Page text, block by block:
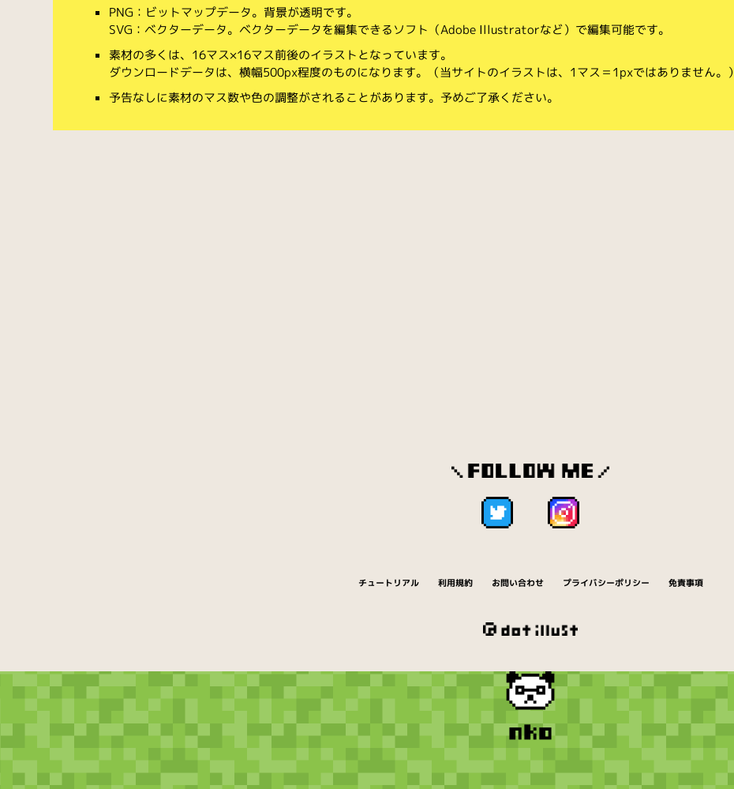
PNG：ビットマップデータ。背景が透明です。
SVG：ベクターデータ。ベクターデータを編集できるソフト（Adobe Illustratorなど）で編集可能です。
素材の多くは、16マス×16マス前後のイラストとなっています。
ダウンロードデータは、横幅500px程度のものになります。（当サイトのイラストは、1マス＝1pxではありません。）
予告なしに素材のマス数や色の調整がされることがあります。予めご了承ください。
チュートリアル 利用規約 お問い合わせ プライバシーポリシー 免責事項